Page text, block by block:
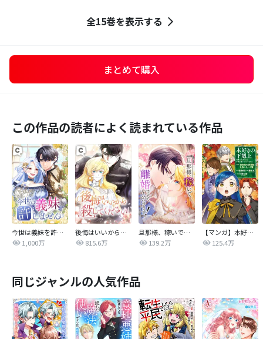
全15巻を表示する
まとめて購入
この作品の読者によく読まれている作品
今世は義妹を許しません
1,000万
後悔はいいから殺してください
815.6万
旦那様、稼いで離婚させていただきます！
139.2万
【マンガ】本好きの下剋上 第四部
125.4万
同じジャンルの人気作品